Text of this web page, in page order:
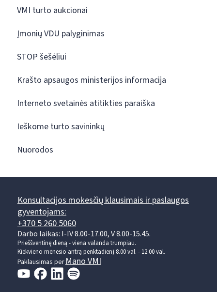
VMI turto aukcionai
Įmonių VDU palyginimas
STOP šešėliui
Krašto apsaugos ministerijos informacija
Interneto svetainės atitikties paraiška
Ieškome turto savininkų
Nuorodos
Konsultacijos mokesčių klausimais ir paslaugos
gyventojams:
+370 5 260 5060
Darbo laikas: I-IV 8.00-17.00, V 8.00-15.45.
Prieššventinę dieną - viena valanda trumpiau.
Kiekvieno mėnesio antrą penktadienį 8.00 val. - 12.00 val.
Paklausimas perMano VMI